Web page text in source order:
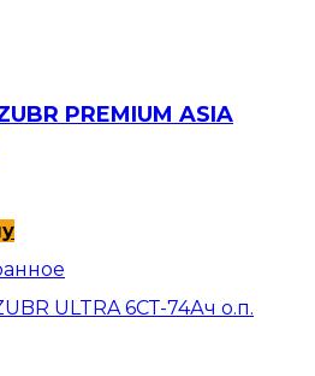
PREMIUM ASIA